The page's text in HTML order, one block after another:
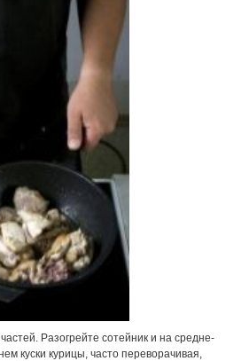
Разогрейте сотейник и на средне-
куски курицы, часто переворачивая,